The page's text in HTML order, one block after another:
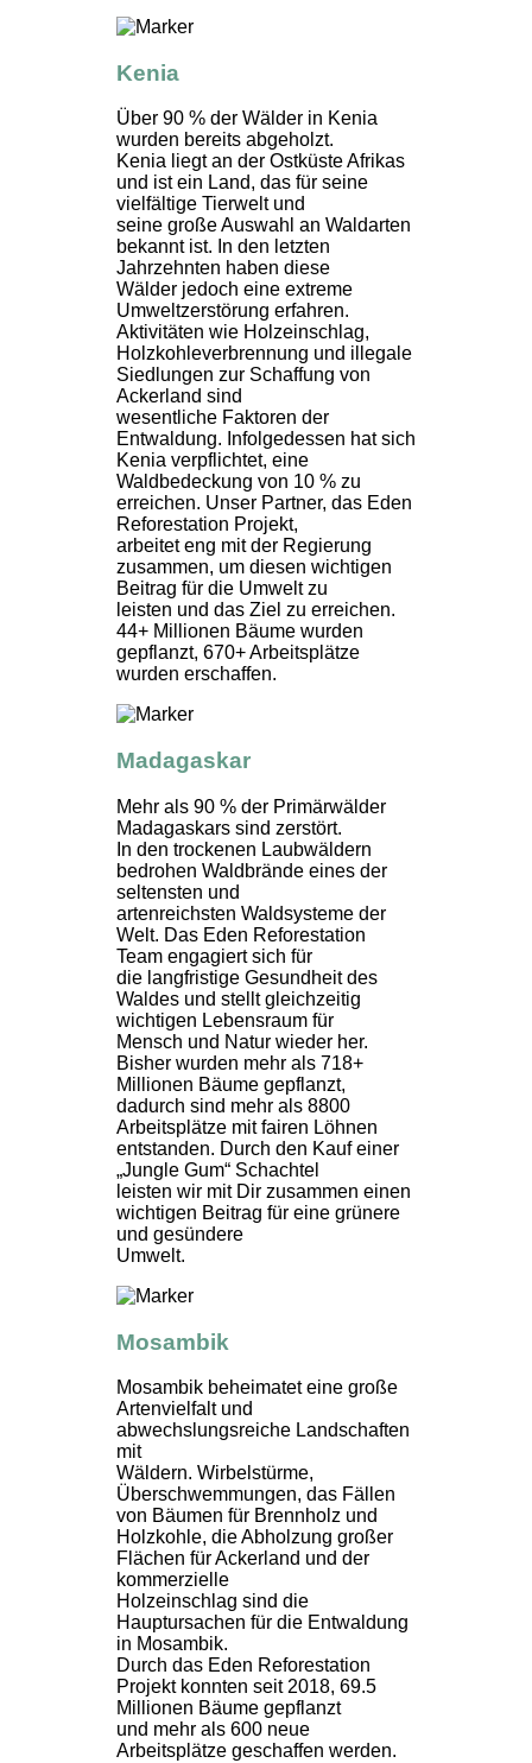
Kenia
Über 90 % der Wälder in Kenia
wurden bereits abgeholzt.
Kenia liegt an der Ostküste Afrikas
und ist ein Land, das für seine
vielfältige Tierwelt und
seine große Auswahl an Waldarten
bekannt ist. In den letzten
Jahrzehnten haben diese
Wälder jedoch eine extreme
Umweltzerstörung erfahren.
Aktivitäten wie Holzeinschlag,
Holzkohleverbrennung und illegale
Siedlungen zur Schaffung von
Ackerland sind
wesentliche Faktoren der
Entwaldung. Infolgedessen hat sich
Kenia verpflichtet, eine
Waldbedeckung von 10 % zu
erreichen. Unser Partner, das Eden
Reforestation Projekt,
arbeitet eng mit der Regierung
zusammen, um diesen wichtigen
Beitrag für die Umwelt zu
leisten und das Ziel zu erreichen.
44+ Millionen Bäume wurden
gepflanzt, 670+ Arbeitsplätze
wurden erschaffen.
Madagaskar
Mehr als 90 % der Primärwälder
Madagaskars sind zerstört.
In den trockenen Laubwäldern
bedrohen Waldbrände eines der
seltensten und
artenreichsten Waldsysteme der
Welt. Das Eden Reforestation
Team engagiert sich für
die langfristige Gesundheit des
Waldes und stellt gleichzeitig
wichtigen Lebensraum für
Mensch und Natur wieder her.
Bisher wurden mehr als 718+
Millionen Bäume gepflanzt,
dadurch sind mehr als 8800
Arbeitsplätze mit fairen Löhnen
entstanden. Durch den Kauf einer
„Jungle Gum“ Schachtel
leisten wir mit Dir zusammen einen
wichtigen Beitrag für eine grünere
und gesündere
Umwelt.
Mosambik
Mosambik beheimatet eine große
Artenvielfalt und
abwechslungsreiche Landschaften
mit
Wäldern. Wirbelstürme,
Überschwemmungen, das Fällen
von Bäumen für Brennholz und
Holzkohle, die Abholzung großer
Flächen für Ackerland und der
kommerzielle
Holzeinschlag sind die
Hauptursachen für die Entwaldung
in Mosambik.
Durch das Eden Reforestation
Projekt konnten seit 2018, 69.5
Millionen Bäume gepflanzt
und mehr als 600 neue
Arbeitsplätze geschaffen werden.